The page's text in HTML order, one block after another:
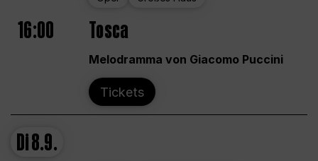
16:00 Tosca
Melodramma von Giacomo Puccini
Tickets
Di8.9.